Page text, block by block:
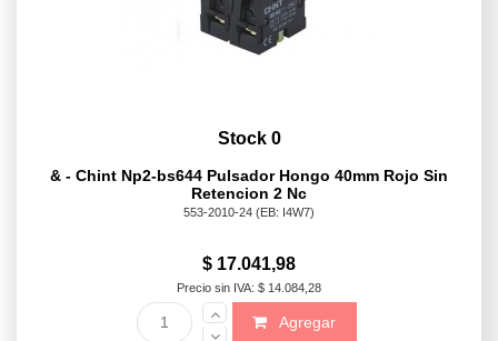
Stock 0
& - Chint Np2-bs644 Pulsador Hongo 40mm Rojo Sin
Retencion 2 Nc
553-2010-24 (EB: I4W7)
$ 17.041,98
Precio sin IVA: $ 14.084,28
Agregar